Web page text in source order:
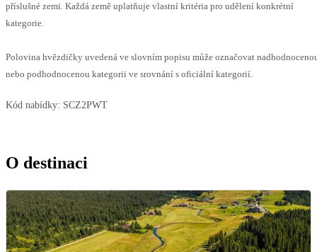
příslušné zemi. Každá země uplatňuje vlastní kritéria pro udělení konkrétní
kategorie.
Polovina hvězdičky uvedená ve slovním popisu může označovat
nebo podhodnocenou kategorii ve srovnání s oficiální kategorií.
Kód nabídky: SCZ2PWT
O destinaci